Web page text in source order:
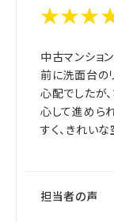
中古マンショ
前に洗面台の
心配でしたが
心して進めら
すく、きれい
担当者の声